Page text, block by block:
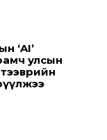
‘AI’
улсын